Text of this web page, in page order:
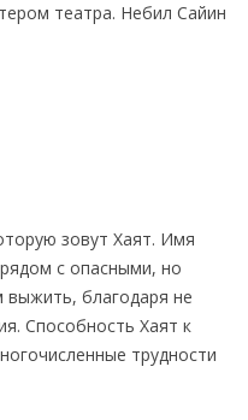
театра. Небил Сайин
зовут Хаят. Имя
с опасными, но
благодаря не
Способность Хаят к
трудности